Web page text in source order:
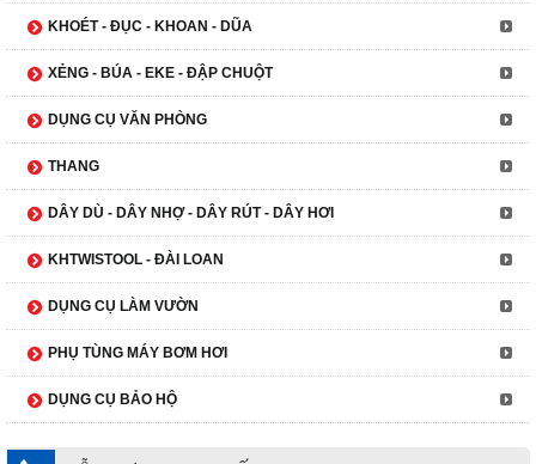
KHOÉT - ĐỤC - KHOAN - DŨA
XẺNG - BÚA - EKE - ĐẬP CHUỘT
DỤNG CỤ VĂN PHÒNG
THANG
DÂY DÙ - DÂY NHỢ - DÂY RÚT - DÂY HƠI
KHTWISTOOL - ĐÀI LOAN
DỤNG CỤ LÀM VƯỜN
PHỤ TÙNG MÁY BƠM HƠI
DỤNG CỤ BẢO HỘ